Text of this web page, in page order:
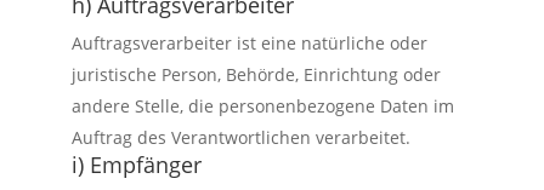
Auftragsverarbeiter ist eine natürliche oder
juristische Person, Behörde, Einrichtung oder
andere Stelle, die personenbezogene Daten im
Auftrag des Verantwortlichen verarbeitet.
i) Empfänger